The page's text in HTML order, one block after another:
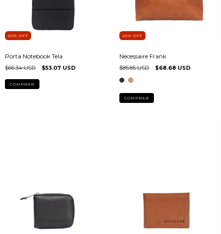
20% OFF
Porta Notebook Tela
$66.34 USD $53.07 USD
COMPRAR
20% OFF
Necessaire Frank
$85.85 USD $68.68 USD
COMPRAR